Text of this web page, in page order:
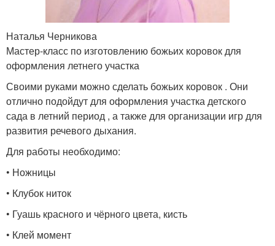
Наталья Черникова
Мастер-класс по изготовлению божьих коровок для
оформления летнего участка
Своими руками можно сделать божьих коровок . Они
отлично подойдут для оформления участка детского
сада в летний период , а также для организации игр для
развития речевого дыхания.
Для работы необходимо:
• Ножницы
• Клубок ниток
• Гуашь красного и чёрного цвета, кисть
• Клей момент